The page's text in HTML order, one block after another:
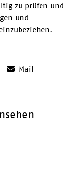
zu prüfen und
und
Mail